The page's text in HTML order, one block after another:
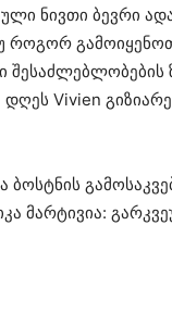
ნივთი ბევრი
როგორ
Vivien
მარტივია: